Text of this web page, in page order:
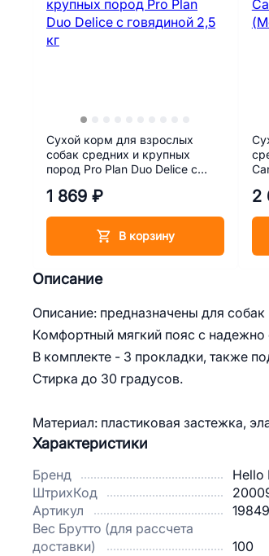
Описание
Описание: предназначены для собак
Комфортный мягкий пояс с
В комплекте - 3 прокладки, также
Стирка до 30 градусов.
Материал: пластиковая застежка,
Сухой корм для взрослых
собак средних и крупных
пород Pro Plan Duo Delice с
1 869 ₽
В корзину
2
Характеристики
Бренд
Hello
ШтрихКод
Артикул
19849
Вес Брутто (для рассчета
доставки)
100